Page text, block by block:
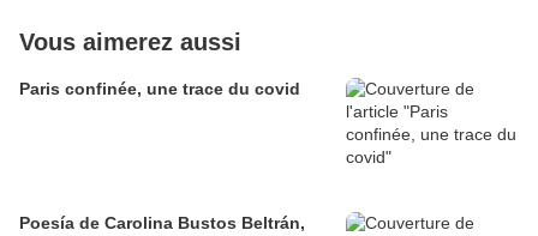
Vous aimerez aussi
Paris confinée, une trace du covid
Poesía de Carolina Bustos Beltrán,